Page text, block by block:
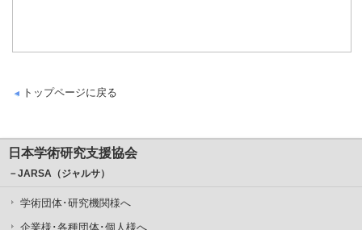
トップページに戻る
日本学術研究支援協会
－JARSA（ジャルサ）
学術団体･研究機関様へ
企業様･各種団体･個人様へ